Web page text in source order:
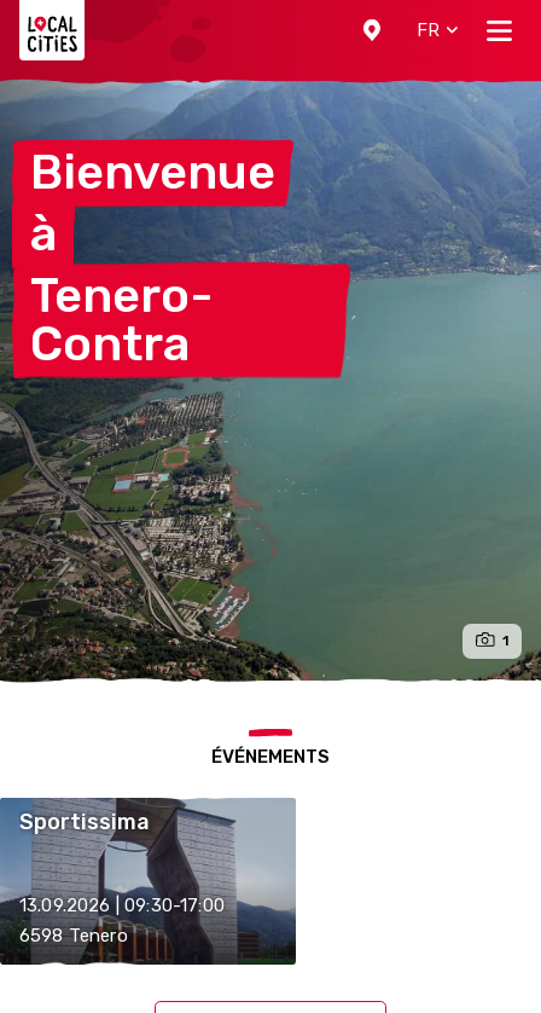
FR
Bienvenue
à
Tenero-
Contra
1
ÉVÉNEMENTS
Sportissima
13.09.2026 | 09:30-17:00
6598 Tenero